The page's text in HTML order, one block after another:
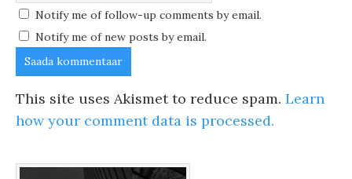
Notify me of follow-up comments by email.
Notify me of new posts by email.
This site uses Akismet to reduce spam. Learn
how your comment data is processed.